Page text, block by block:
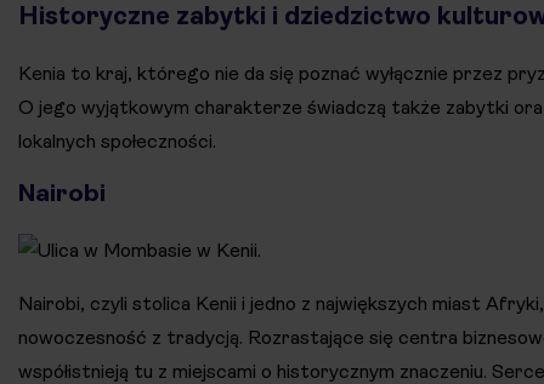
Historyczne zabytki i dziedzictwo
Kenia to kraj, którego nie da się poznać wyłącznie przez
O jego wyjątkowym charakterze świadczą także zabytki
lokalnych społeczności.
Nairobi
Nairobi, czyli stolica Kenii i jedno z największych miast Afryki,
nowoczesność z tradycją. Rozrastające się centra
współistnieją tu z miejscami o historycznym znaczeniu.